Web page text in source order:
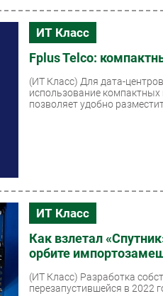
ИТ Класс
Fplus Telco:
(ИТ Класс) Для дата-
использование компактных
позволяет удобно
ИТ Класс
Как взлетал
орбите
(ИТ Класс) Разработка
перезапустившейся в 2022